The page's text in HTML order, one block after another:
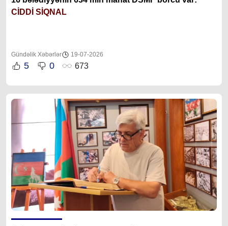
CİDDİ SİQNAL
Gündəlik Xəbərlər 19-07-2026
5 0 673